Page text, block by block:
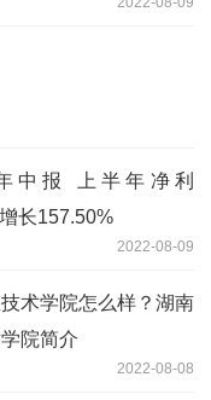
中报 上半年净利
长157.50%
2022-08-09
术学院怎么样？湖南
院简介
2022-08-08